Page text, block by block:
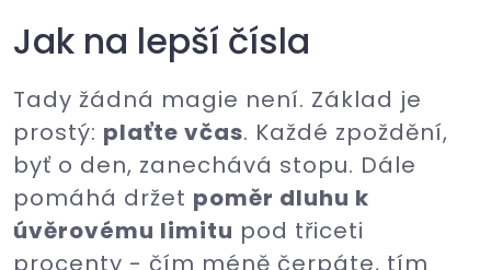
Jak na lepší čísla
Tady žádná magie není. Základ je
prostý: plaťte včas. Každé zpoždění,
byť o den, zanechává stopu. Dále
pomáhá držet poměr dluhu k
úvěrovému limitu pod třiceti
procenty - čím méně čerpáte, tím